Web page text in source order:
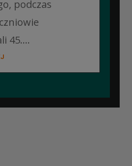
podczas
45....